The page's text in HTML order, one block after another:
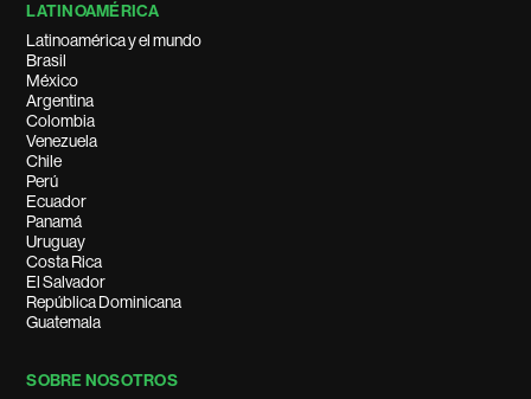
LATINOAMÉRICA
Latinoamérica y el mundo
Brasil
México
Argentina
Colombia
Venezuela
Chile
Perú
Ecuador
Panamá
Uruguay
Costa Rica
El Salvador
República Dominicana
Guatemala
SOBRE NOSOTROS